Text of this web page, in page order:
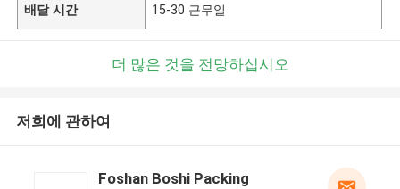
배달 시간 15-30 근무일
더 많은 것을 전망하십시오
저희에 관하여
Foshan Boshi Packing